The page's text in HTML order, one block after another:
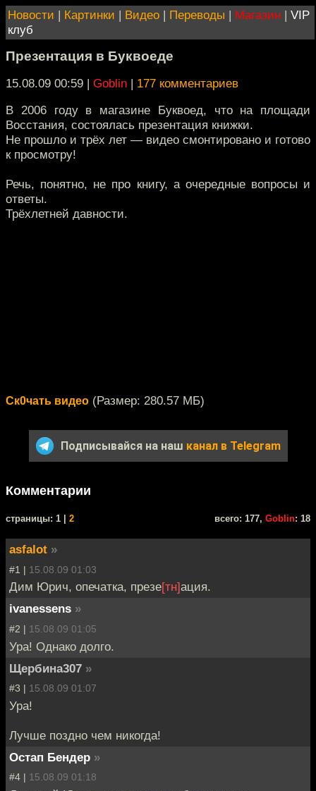
Новости | Картинки | Видео | Переводы | Магазин | VIP
клуб
Презентация в Буквоеде
15.08.09 00:59 | Goblin | 177 комментариев
В 2006 году в магазине Буквоед, что на площади
Восстания, состоялась презентация книжки.
Не прошло и трёх лет — видео смонтировано и готово
к просмотру!
Речь, понятно, не про книгу, а очередные вопросы и
ответы.
Трёхлетней давности.
Ск0чать видео (Размер: 280.57 МБ)
Подписывайся на наш канал в Telegram
Комментарии
cтраницы: 1 | 2 всего: 177, Goblin: 18
asfalot »
#1 | 15.08.09 01:03
Дим Юрич, опечатка, презе[тн]ация.
ivanessens »
#2 | 15.08.09 01:05
Ура! Однако долго.
Щербина307 »
#3 | 15.08.09 01:07
Ура!
Лучше поздно чем никогда!
Остап Бендер »
#4 | 15.08.09 01:18